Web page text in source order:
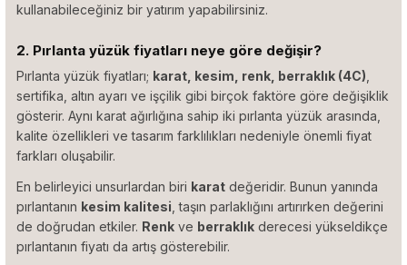
kullanabileceğiniz bir yatırım yapabilirsiniz.
2. Pırlanta yüzük fiyatları neye göre değişir?
Pırlanta yüzük fiyatları; karat, kesim, renk, berraklık (4C)
sertifika, altın ayarı ve işçilik gibi birçok faktöre göre değişiklik
gösterir. Aynı karat ağırlığına sahip iki pırlanta yüzük arasında,
kalite özellikleri ve tasarım farklılıkları nedeniyle önemli fiyat
farkları oluşabilir.
En belirleyici unsurlardan biri karat değeridir. Bunun yanında
pırlantanın kesim kalitesi , taşın parlaklığını artırırken değerini
de doğrudan etkiler. Renk ve berraklık derecesi yükseldikçe
pırlantanın fiyatı da artış gösterebilir.